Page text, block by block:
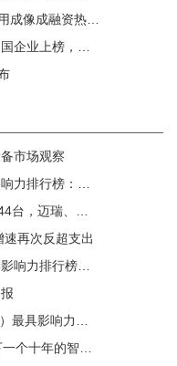
成融资热门领域
榜，迈瑞缺席
市场观察
K-MEDICAL系列广受欢迎
、飞利浦排前三
再次反超支出
三，市场集中度CR3超75%
Vida等型号广受欢迎
年的智慧医疗